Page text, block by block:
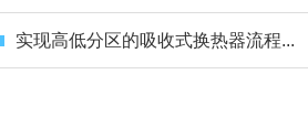
实现高低分区的吸收式换热器流程...